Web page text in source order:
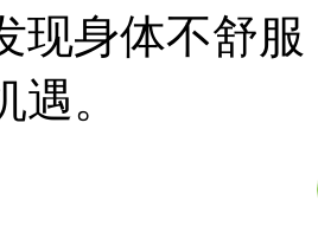
现身体不舒
。